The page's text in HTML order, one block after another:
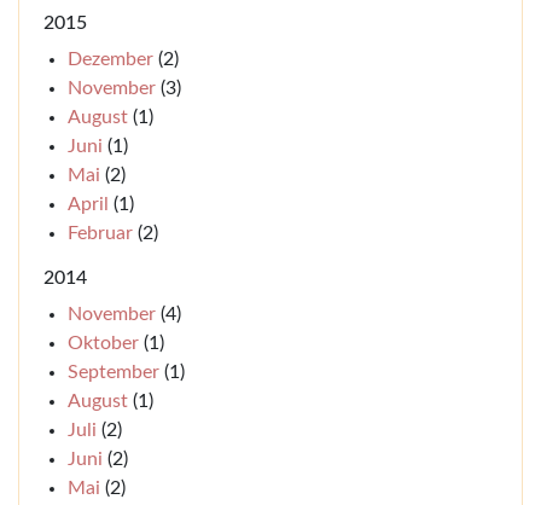
2015
Dezember (2)
November (3)
August (1)
Juni (1)
Mai (2)
April (1)
Februar (2)
2014
November (4)
Oktober (1)
September (1)
August (1)
Juli (2)
Juni (2)
Mai (2)